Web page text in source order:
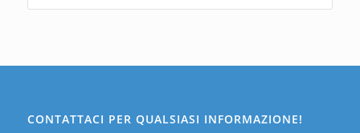
CONTATTACI PER QUALSIASI INFORMAZIONE!